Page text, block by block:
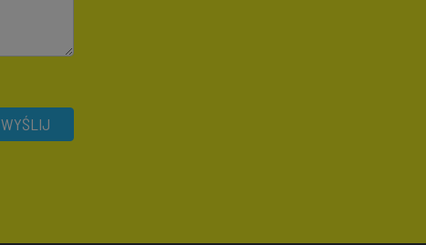
WYŚLIJ